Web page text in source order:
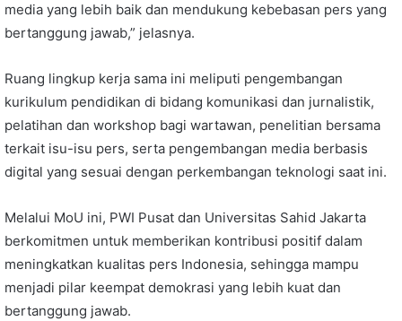
media yang lebih baik dan mendukung kebebasan pers yang
bertanggung jawab,” jelasnya.
Ruang lingkup kerja sama ini meliputi pengembangan
kurikulum pendidikan di bidang komunikasi dan jurnalistik,
pelatihan dan workshop bagi wartawan, penelitian bersama
terkait isu-isu pers, serta pengembangan media berbasis
digital yang sesuai dengan perkembangan teknologi saat ini.
Melalui MoU ini, PWI Pusat dan Universitas Sahid Jakarta
berkomitmen untuk memberikan kontribusi positif dalam
meningkatkan kualitas pers Indonesia, sehingga mampu
menjadi pilar keempat demokrasi yang lebih kuat dan
bertanggung jawab.